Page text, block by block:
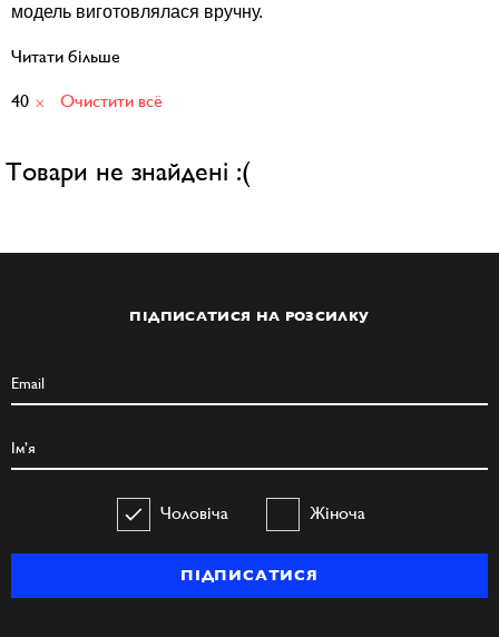
модель виготовлялася вручну.
Читати більше
40 Очистити всё
Товари не знайдені :(
ПІДПИСАТИСЯ НА РОЗСИЛКУ
Чоловіча Жіноча
ПІДПИСАТИСЯ